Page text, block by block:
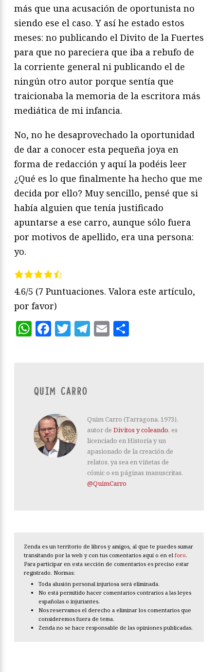
más que una acusación de oportunista no
siendo ese el caso. Y así he estado estos
meses: no publicando el Divito de la Fuertes
para que no pareciera que iba a rebufo de
la corriente general ni publicando el de
ningún otro autor porque sentía que
traicionaba la memoria de la escritora más
mediática de mi infancia.
No, no he desaprovechado la oportunidad
de dar a conocer esta pequeña joya en
forma de redacción y aquí la podéis leer
¿Qué es lo que finalmente ha hecho que me
decida por ello? Muy sencillo, pensé que si
había alguien que tenía justificado
apuntarse a ese carro, aunque sólo fuera
por motivos de apellido, era una persona:
yo.
4.6/5 (7 Puntuaciones. Valora este artículo,
por favor)
WhatsApp
Facebook
Twitter
Telegram
Email
QUIM CARRO
Quim Carro (Tarragona, 1973),
autor de Divitos y coleando, es
licenciado en Historia y un
apasionado de la creación de
relatos, ya sea en viñetas de
cómic o en páginas manuscritas.
@QuimCarro
Zenda es un territorio de libros y amigos, al que te puedes sumar
transitando por la web y con tus comentarios aquí o en el foro.
Para participar en esta sección de comentarios es preciso estar
registrado. Normas:
Toda alusión personal injuriosa será eliminada.
No está permitido hacer comentarios contrarios a las leyes
españolas o injuriantes.
Nos reservamos el derecho a eliminar los comentarios que
consideremos fuera de tema.
Zenda no se hace responsable de las opiniones publicadas.